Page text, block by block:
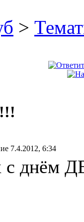
>
7.4.2012, 6:34
с днём